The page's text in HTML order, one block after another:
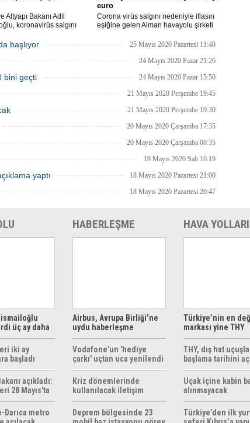
Altyapı Bakanı Adil
koronavirüs salgını
1 Haziran itibarıyla iç
başlayacağını bildirdi.
euro
Corona virüs salgını nedeniyle iflasın
eşiğine gelen Alman havayolu şirketi
anlaşma sağlandı.
başlıyor 25 Mayıs 2020 Pazartesi 11:48
24 Mayıs 2020 Pazar 21:26
bini geçti 24 Mayıs 2020 Pazar 15:50
21 Mayıs 2020 Perşembe 19:45
21 Mayıs 2020 Perşembe 19:30
20 Mayıs 2020 Çarşamba 17:35
20 Mayıs 2020 Çarşamba 08:35
19 Mayıs 2020 Salı 16:19
yaptı 18 Mayıs 2020 Pazartesi 21:00
18 Mayıs 2020 Pazartesi 20:47
üç ay daha
iki ay
başladı
açıkladı:
28 Mayıs'ta
Darıca metro
HABERLEŞME
Airbus, Avrupa Birliği’ne
uydu haberleşme
çözümleri sunuyor
Vodafone'un 'hediye
çarkı' uçtan uca yenilendi
Kriz dönemlerinde
kullanılacak iletişim
yöntemleri rehberi
hazırlandı
Deprem bölgesinde 23
HAVA YOLLARI
Türkiye’nin en
markası yine THY
THY, dış hat
başlama tarihini
Uçak içine kabin
alınmayacak
Türkiye’den ilk yurt